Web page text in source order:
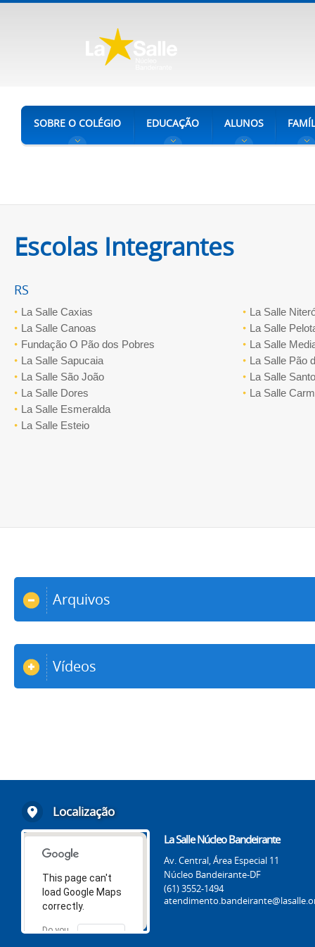
SOBRE O COLÉGIO EDUCAÇÃO ALUNOS
Escolas Integrantes
RS
La Salle Caxias
La Salle Canoas
Fundação O Pão dos Pobres
La Salle Sapucaia
La Salle São João
La Salle Dores
La Salle Esmeralda
La Salle Esteio
La Salle
La Salle
La Salle
La Salle Pão
La Salle
La Salle
Arquivos
Vídeos
Localização
This page can't
load Google Maps
correctly.
Do you
OK
La Salle Núcleo Bandeirante
Av. Central, Área Especial 11
Núcleo Bandeirante-DF
(61) 3552-1494